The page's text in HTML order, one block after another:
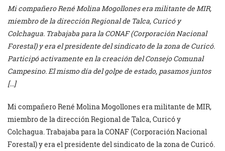
Mi compañero René Molina Mogollones era militante de MIR,
miembro de la dirección Regional de Talca, Curicó y
Colchagua. Trabajaba para la CONAF (Corporación Nacional
Forestal) y era el presidente del sindicato de la zona de Curicó.
Participó activamente en la creación del Consejo Comunal
Campesino. El mismo día del golpe de estado, pasamos juntos
[…]
Mi compañero René Molina Mogollones era militante de MIR,
miembro de la dirección Regional de Talca, Curicó y
Colchagua. Trabajaba para la CONAF (Corporación Nacional
Forestal) y era el presidente del sindicato de la zona de Curicó.